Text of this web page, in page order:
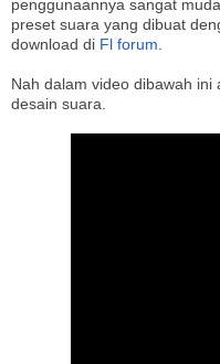
penggunaannya sangat
preset suara yang dibuat
download di Fl forum
Nah dalam video dibawah
desain suara.